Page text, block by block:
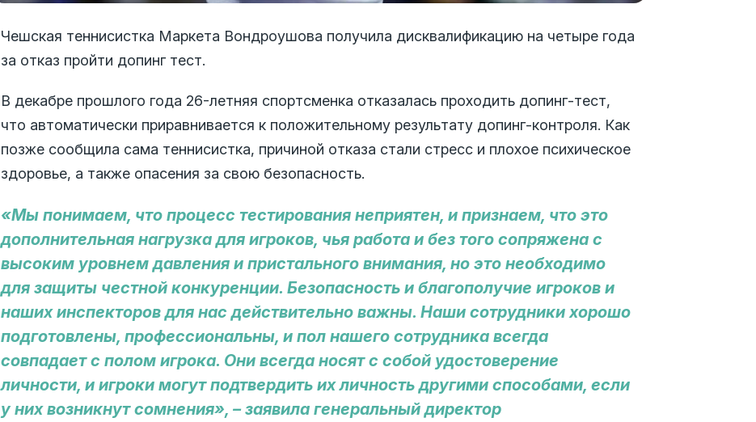
Чешская теннисистка Маркета Вондроушова получила дисквалификацию на четыре года
за отказ пройти допинг тест.
В декабре прошлого года 26-летняя спортсменка отказалась проходить допинг-тест,
что автоматически приравнивается к положительному результату допинг-контроля. Как
позже сообщила сама теннисистка, причиной отказа стали стресс и плохое психическое
здоровье, а также опасения за свою безопасность.
«Мы понимаем, что процесс тестирования неприятен, и признаем, что это
дополнительная нагрузка для игроков, чья работа и без того сопряжена с
высоким уровнем давления и пристального внимания, но это необходимо
для защиты честной конкуренции. Безопасность и благополучие игроков и
наших инспекторов для нас действительно важны. Наши сотрудники хорошо
подготовлены, профессиональны, и пол нашего сотрудника всегда
совпадает с полом игрока. Они всегда носят с собой удостоверение
личности, и игроки могут подтвердить их личность другими способами, если
у них возникнут сомнения», – заявила генеральный директор